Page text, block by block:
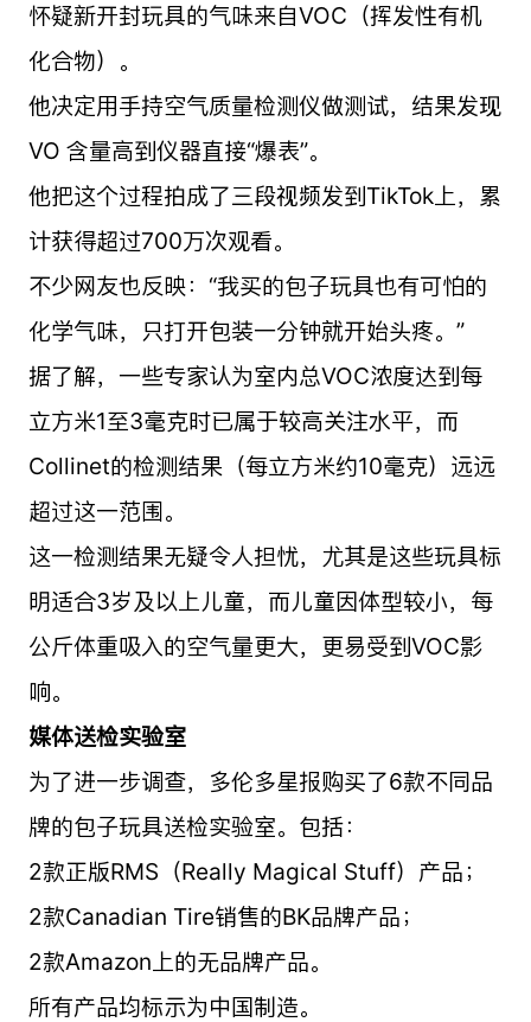
怀疑新开封玩具的气味来自VOC（挥发性有机
化合物）。
他决定用手持空气质量检测仪做测试，结果发现
VO 含量高到仪器直接“爆表”。
他把这个过程拍成了三段视频发到TikTok上，累
计获得超过700万次观看。
不少网友也反映：“我买的包子玩具也有可怕的
化学气味，只打开包装一分钟就开始头疼。”
据了解，一些专家认为室内总VOC浓度达到每
立方米1至3毫克时已属于较高关注水平，而
Collinet的检测结果（每立方米约10毫克）远远
超过这一范围。
这一检测结果无疑令人担忧，尤其是这些玩具标
明适合3岁及以上儿童，而儿童因体型较小，每
公斤体重吸入的空气量更大，更易受到VOC影
响。
媒体送检实验室
为了进一步调查，多伦多星报购买了6款不同品
牌的包子玩具送检实验室。包括：
2款正版RMS（Really Magical Stuff）产品；
2款Canadian Tire销售的BK品牌产品；
2款Amazon上的无品牌产品。
所有产品均标示为中国制造。